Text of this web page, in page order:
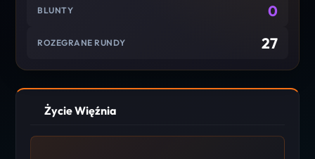
BLUNTY 0
ROZEGRANE RUNDY 27
Życie Więźnia